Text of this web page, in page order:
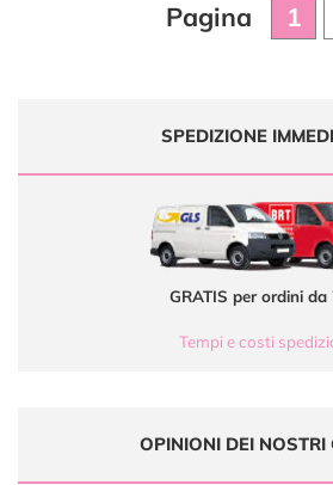
Pagina 1
SPEDIZIONE
GRATIS per ordini da
Tempi e costi
OPINIONI DEI NOSTRI